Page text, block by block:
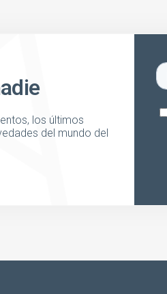
los últimos
del mundo del